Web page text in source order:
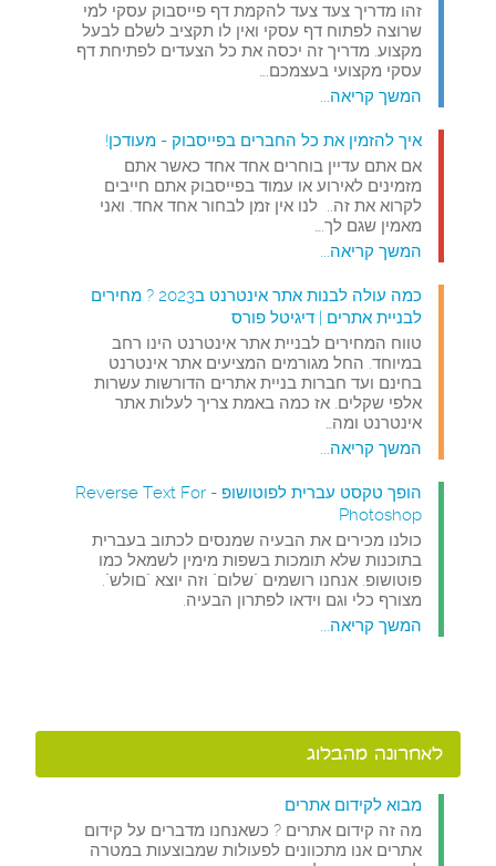
זהו מדריך צעד צעד להקמת דף פייסבוק עסקי למי
שרוצה לפתוח דף עסקי ואין לו תקציב לשלם לבעל
מקצוע. מדריך זה יכסה את כל הצעדים לפתיחת דף
עסקי מקצועי בעצמכם.…
המשך קריאה...
איך להזמין את כל החברים בפייסבוק - מעודכן!
אם אתם עדיין בוחרים אחד אחד כאשר אתם
מזמינים לאירוע או עמוד בפייסבוק אתם חייבים
לקרוא את זה.. לנו אין זמן לבחור אחד אחד. ואני
מאמין שגם לך.…
המשך קריאה...
כמה עולה לבנות אתר אינטרנט ב2023 ? מחירים
לבניית אתרים | דיגיטל פורס
טווח המחירים לבניית אתר אינטרנט הינו רחב
במיוחד. החל מגורמים המציעים אתר אינטרנט
בחינם ועד חברות בניית אתרים הדורשות עשרות
אלפי שקלים. אז כמה באמת צריך לעלות אתר
אינטרנט ומה…
המשך קריאה...
הופך טקסט עברית לפוטושופ - Reverse Text For
Photoshop
כולנו מכירים את הבעיה שמנסים לכתוב בעברית
בתוכנות שלא תומכות בשפות מימין לשמאל כמו
פוטושופ. אנחנו רושמים "שלום" וזה יוצא "םולש".
מצורף כלי וגם וידאו לפתרון הבעיה.
המשך קריאה...
לאחרונה מהבלוג
מבוא לקידום אתרים
מה זה קידום אתרים ? כשאנחנו מדברים על קידום
אתרים אנו מתכוונים לפעולות שמבוצעות במטרה